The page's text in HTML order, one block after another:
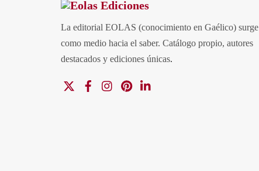
La editorial EOLAS (conocimiento en Gaélico) surge
como medio hacia el saber. Catálogo propio, autores
destacados y ediciones únicas.
FacebookInstagramPinterest